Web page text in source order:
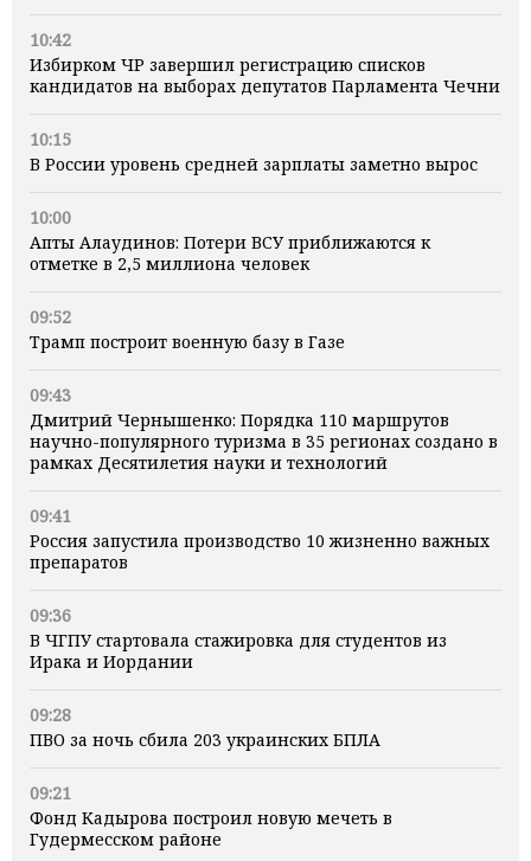
10:42
Избирком ЧР завершил регистрацию списков
кандидатов на выборах депутатов Парламента Чечни
10:15
В России уровень средней зарплаты заметно вырос
10:00
Апты Алаудинов: Потери ВСУ приближаются к
отметке в 2,5 миллиона человек
09:52
Трамп построит военную базу в Газе
09:43
Дмитрий Чернышенко: Порядка 110 маршрутов
научно-популярного туризма в 35 регионах создано в
рамках Десятилетия науки и технологий
09:41
Россия запустила производство 10 жизненно важных
препаратов
09:36
В ЧГПУ стартовала стажировка для студентов из
Ирака и Иордании
09:28
ПВО за ночь сбила 203 украинских БПЛА
09:21
Фонд Кадырова построил новую мечеть в
Гудермесском районе